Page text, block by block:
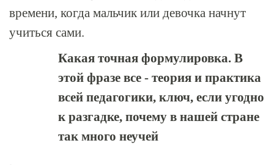
времени, когда мальчик или девочка начнут
учиться сами.
Какая точная формулировка. В
этой фразе все - теория и практика
всей педагогики, ключ, если угодно
к разгадке, почему в нашей стране
так много неучей
.